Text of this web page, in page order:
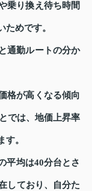
乗り換え待ち時間
めです。
通勤ルートの分か
格が高くなる傾向
では、地価上昇率
。
平均は40分台とさ
しており、自分た